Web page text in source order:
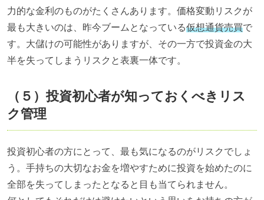
力的な金利のものがたくさんあります。価格変動リスクが
最も大きいのは、昨今ブームとなっている仮想通貨売買で
す。大儲けの可能性がありますが、その一方で投資金の大
半を失ってしまうリスクと表裏一体です。
（５）投資初心者が知っておくべきリス
ク管理
投資初心者の方にとって、最も気になるのがリスクでしょ
う。手持ちの大切なお金を増やすために投資を始めたのに
全部を失ってしまったとなると目も当てられません。